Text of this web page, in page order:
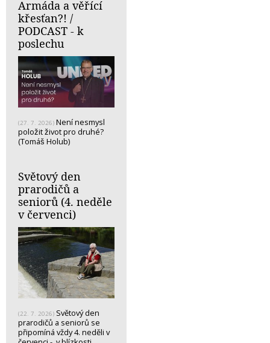
Armáda a věřící
křesťan?! /
PODCAST - k
poslechu
(27. 7. 2026) Není nesmysl
položit život pro druhé?
(Tomáš Holub)
Světový den
prarodičů a
seniorů (4. neděle
v červenci)
(22. 7. 2026) Světový den
prarodičů a seniorů se
připomíná vždy 4. neděli v